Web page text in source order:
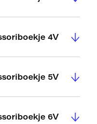
4V ↓
5V ↓
6V ↓